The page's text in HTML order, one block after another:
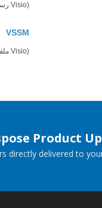
(Visio رسم ملف XML)
VSSM
(Visio ملف استنسل ممكّن بماكرو)
Product
directly delivered to